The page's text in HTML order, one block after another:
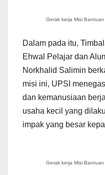
Gerak kerja Misi
Dalam pada itu,
Ehwal Pelajar dan
Norkhalid Salimin
misi ini, UPSI
dan kemanusiaan
usaha kecil yang
impak yang besar
Gerak kerja Misi